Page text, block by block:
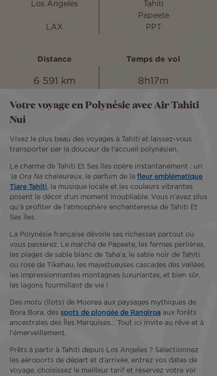
Distance Temps de vol
Los Angeles
LAX
Tahiti
Papeete
PPT
6 591 km 8h17m
Votre voyage en Polynésie avec Air Tahiti
Nui
Vivez le plus beau des voyages à Tahiti et laissez-vous
transporter par la douceur de l’accueil polynésien.
Le charme de Tahiti Et Ses îles opère instantanément : un
‘Ia Ora Na chaleureux, le parfum de la fleur emblématique
Tiare Tahiti , la musique locale et les couleurs vibrantes
posent le décor d’un moment inoubliable. Vous n’avez plus
qu’à profiter de l’atmosphère enchanteresse de Tahiti Et
Ses Îles.
La Polynésie française dévoile ses richesses partout où
vous passerez. Le marché de Papeete, les fermes perlières,
les plages de sable blanc de Taha’a, le sable noir de Tahiti
ou rose de Tikehau, les majestueuses cascades des vallées,
les impressionnantes montagnes luxuriantes, et bien sûr,
les lagons fourmillant de vie !
Des motu (îlots) de Moorea aux paysages mythiques de
Bora Bora, des spots de plongée de Rangiroa aux forêts
ancestrales des Îles Marquises… Tout ici invite au rêve et à
l’émerveillement.
Prêts à partir à Tahiti depuis Los Angeles ? Sélectionnez
les aéroports de départ et d’arrivée, entrez vos dates de
voyage, choisissez le meilleur tarif et réservez votre vol